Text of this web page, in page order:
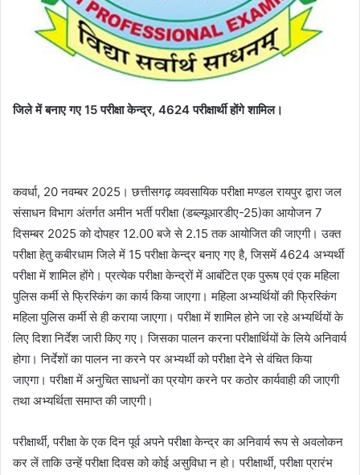
जिले में बनाए गए 15 परीक्षा केन्द्र, 4624 परीक्षार्थी होंगे शामिल।
कवर्धा, 20 नवम्बर 2025। छत्तीसगढ़ व्यवसायिक परीक्षा मण्डल रायपुर द्वारा जल
संसाधन विभाग अंतर्गत अमीन भर्ती परीक्षा (डब्ल्यूआरडीए-25)का आयोजन 7
दिसम्बर 2025 को दोपहर 12.00 बजे से 2.15 तक आयोजित की जाएगी। उक्त
परीक्षा हेतु कबीरधाम जिले में 15 परीक्षा केन्द्र बनाए गए है, जिसमें 4624 अभ्यर्थी
परीक्षा में शामिल होंगे। प्रत्येक परीक्षा केन्द्रों में आबंटित एक पुरूष एवं एक महिला
पुलिस कर्मी से फ्रिस्किंग का कार्य किया जाएगा। महिला अभ्यर्थियों की फ्रिस्किंग
महिला पुलिस कर्मी से ही कराया जाएगा। परीक्षा में शामिल होने जा रहे अभ्यर्थियों के
लिए दिशा निर्देश जारी किए गए। जिसका पालन करना परीक्षार्थियों के लिये अनिवार्य
होगा। निर्देशों का पालन ना करने पर अभ्यर्थी को परीक्षा देने से वंचित किया
जाएगा। परीक्षा में अनुचित साधनों का प्रयोग करने पर कठोर कार्यवाही की जाएगी
तथा अभ्यर्थिता समाप्त की जाएगी।
परीक्षार्थी, परीक्षा के एक दिन पूर्व अपने परीक्षा केन्द्र का अनिवार्य रूप से अवलोकन
कर लें ताकि उन्हें परीक्षा दिवस को कोई असुविधा न हो। परीक्षार्थी, परीक्षा प्रारंभ